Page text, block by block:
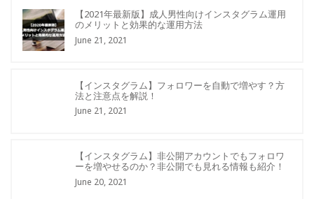
【2021年最新版】成人男性向けインスタグラム運用
のメリットと効果的な運用方法
June 21, 2021
【インスタグラム】フォロワーを自動で増やす？方
法と注意点を解説！
June 21, 2021
【インスタグラム】非公開アカウントでもフォロワ
ーを増やせるのか？非公開でも見れる情報も紹介！
June 20, 2021